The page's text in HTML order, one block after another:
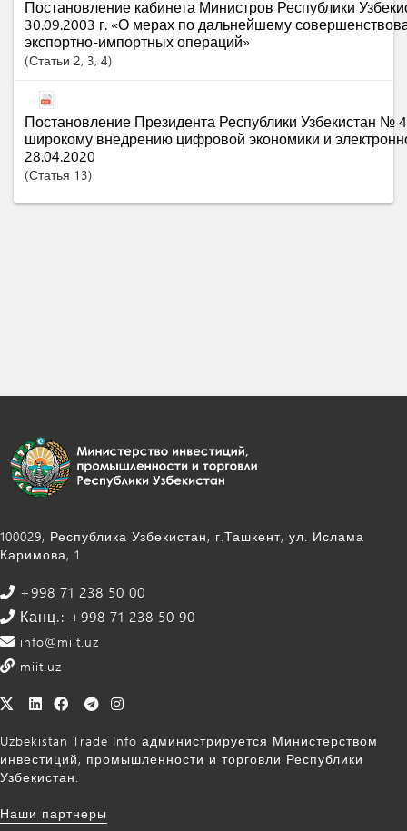
Постановление кабинета Министров Республики
30.09.2003 г. «О мерах по дальнейшему
экспортно-импортных операций»
Статьи 2, 3, 4
Постановление Президента Республики Узбекистан №
широкому внедрению цифровой экономики и
28.04.2020
Статья 13
100029, Республика Узбекистан, г.Ташкент, ул. Ислама
Каримова, 1
+998 71 238 50 00
Канц.: +998 71 238 50 90
info@miit.uz
miit.uz
Uzbekistan Trade Info администрируется Министерством
инвестиций, промышленности и торговли Республики
Узбекистан.
Наши партнеры